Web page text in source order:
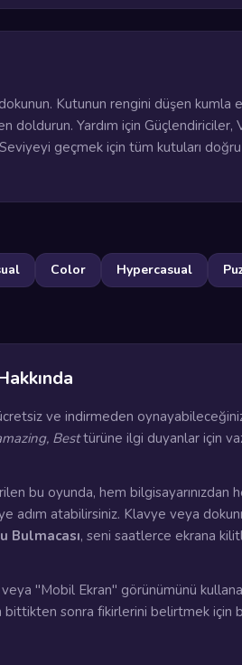
Kutunun rengini düşen kumla
doldurun. Yardım için Güçlendiriciler,
Seviyeyi geçmek için tüm kutuları
Color Hypercasual
ve indirmeden
Besttürüne ilgi duyanlar için
bu oyunda, hem bilgisayarınızdan
adım atabilirsiniz. Klavye veya
Bulmacası, seni saatlerce ekrana
"Mobil Ekran" görünümünü
bittikten sonra fikirlerini belirtmek için